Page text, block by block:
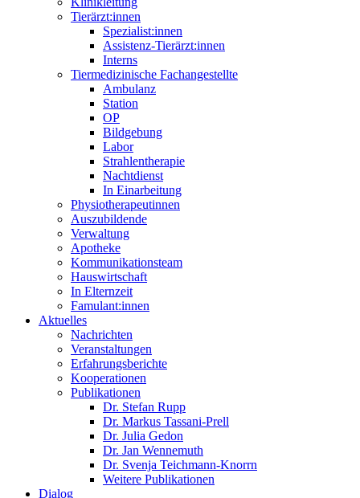
Tierärzt:innen
Spezialist:innen
Assistenz-Tierärzt:innen
Interns
Tiermedizinische Fachangestellte
Ambulanz
Station
OP
Bildgebung
Labor
Strahlentherapie
Nachtdienst
In Einarbeitung
Physiotherapeutinnen
Auszubildende
Verwaltung
Apotheke
Kommunikationsteam
Hauswirtschaft
In Elternzeit
Famulant:innen
Aktuelles
Nachrichten
Veranstaltungen
Erfahrungsberichte
Kooperationen
Publikationen
Dr. Stefan Rupp
Dr. Markus Tassani-Prell
Dr. Julia Gedon
Dr. Jan Wennemuth
Dr. Svenja Teichmann-Knorrn
Weitere Publikationen
Dialog